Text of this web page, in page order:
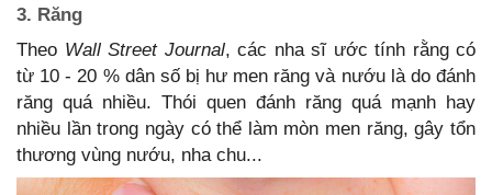
3. Răng
Theo Wall Street Journal, các nha sĩ ước tính rằng có
từ 10 - 20 % dân số bị hư men răng và nướu là do đánh
răng quá nhiều. Thói quen đánh răng quá mạnh hay
nhiều lần trong ngày có thể làm mòn men răng, gây tổn
thương vùng nướu, nha chu...